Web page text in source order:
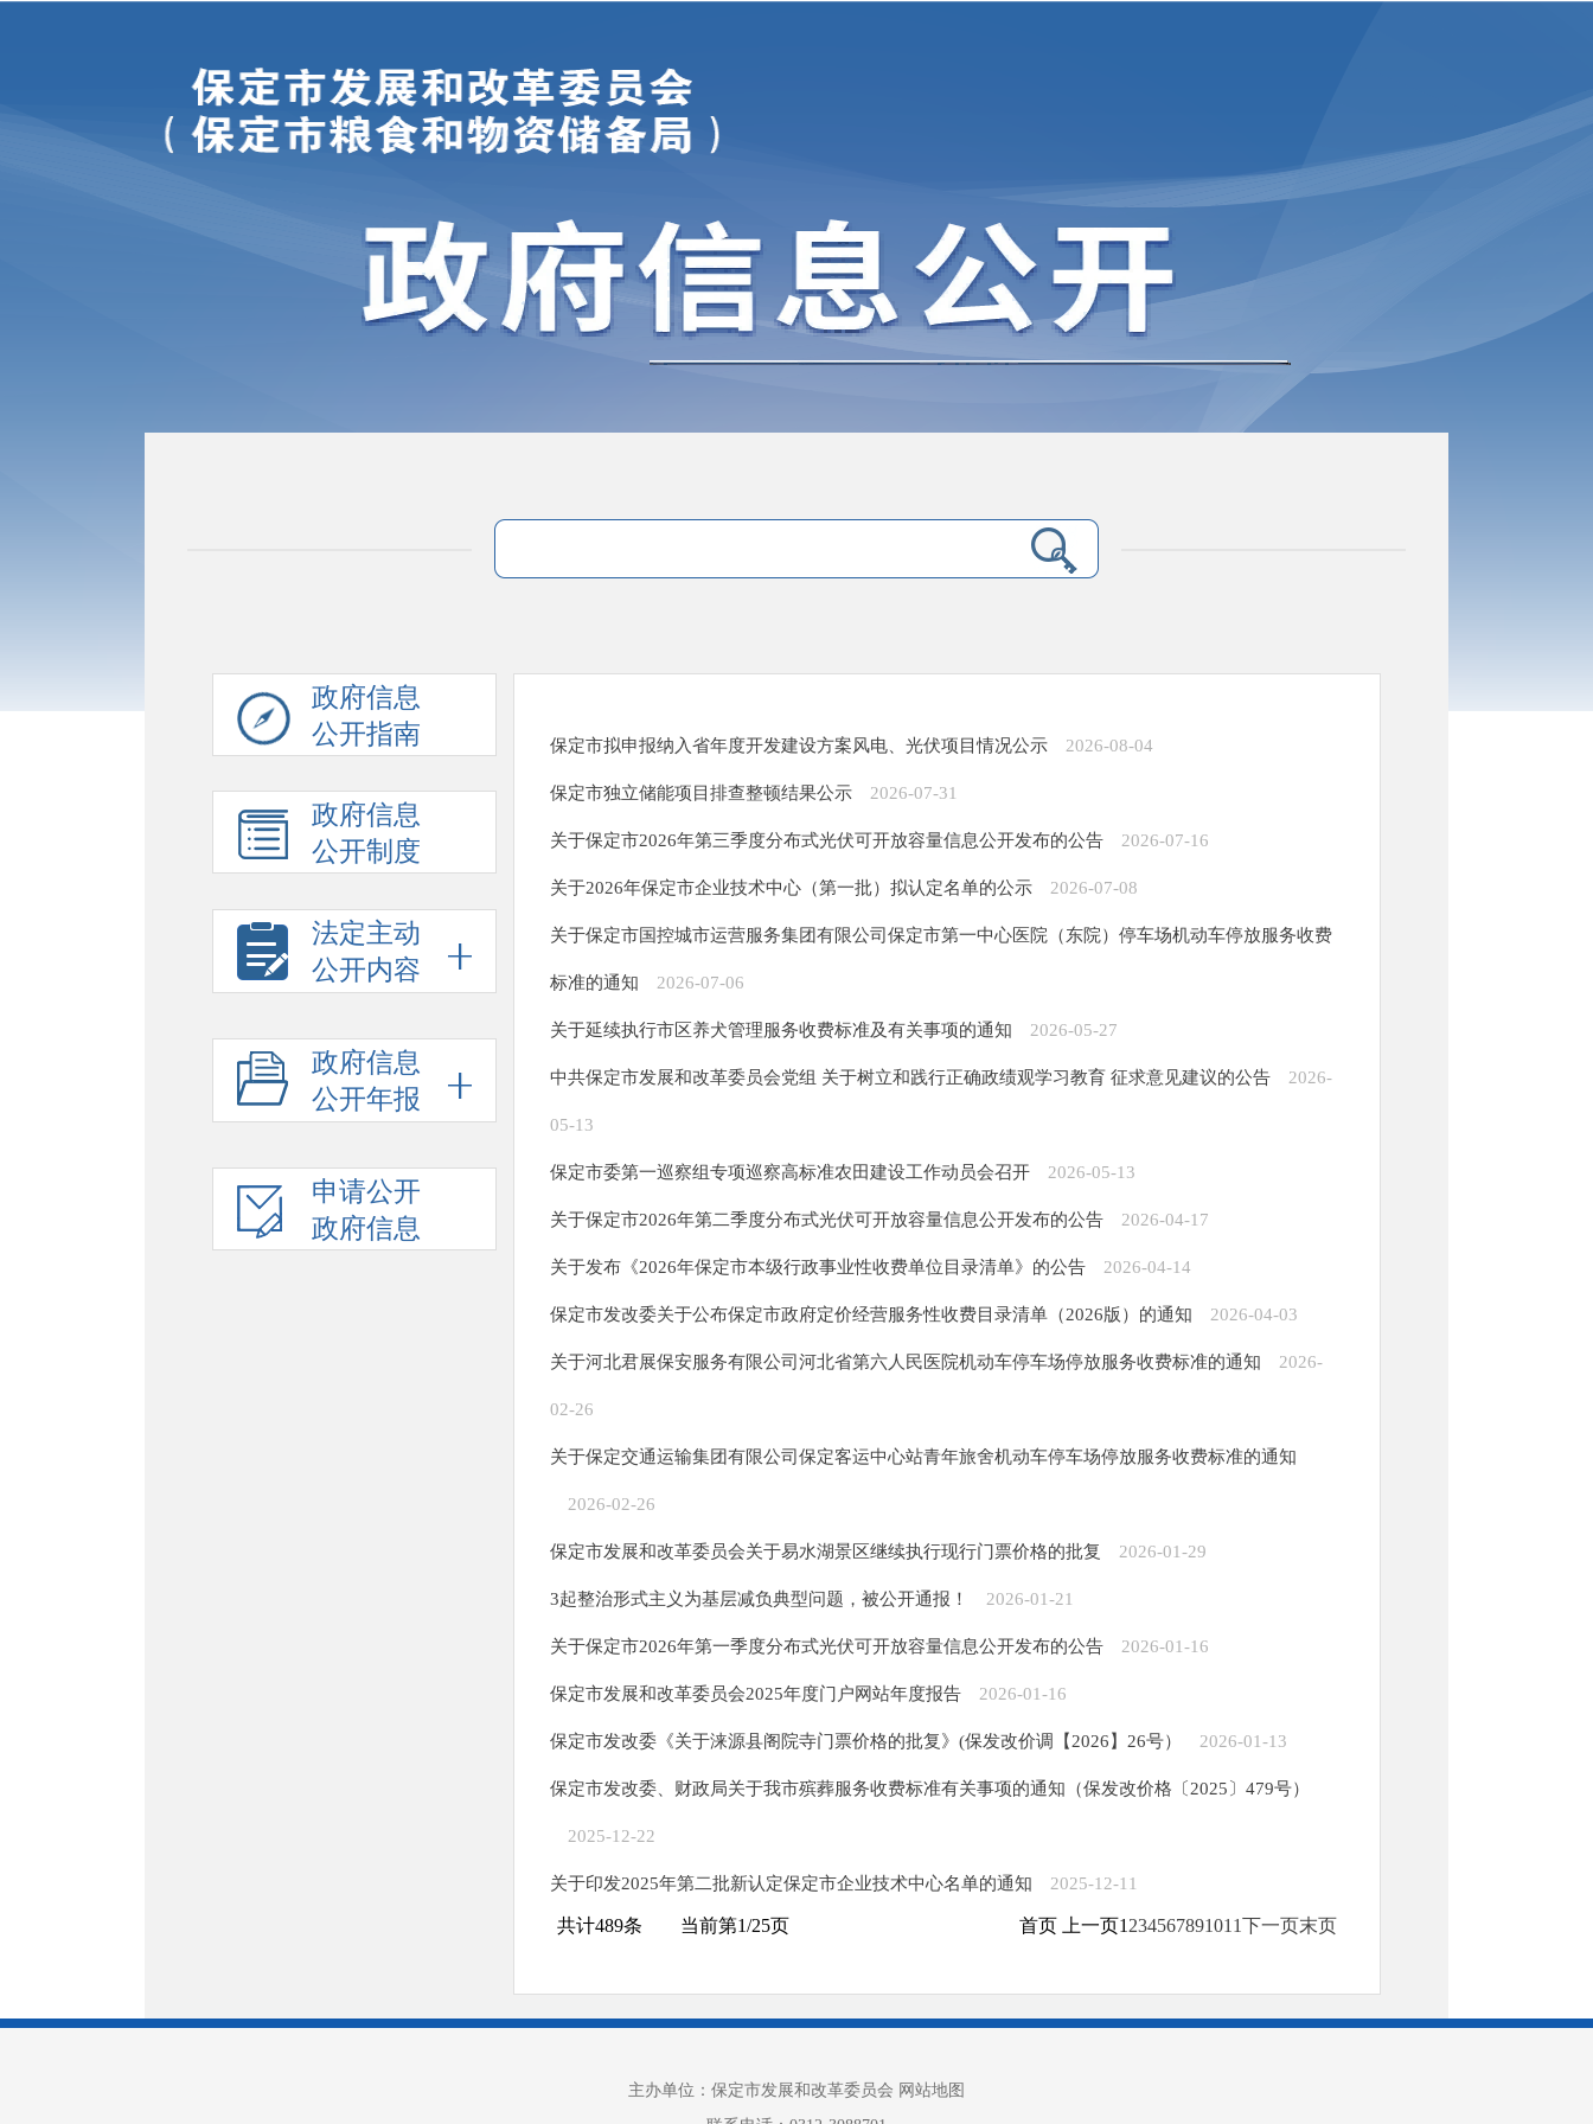
政府信息
公开指南
政府信息
公开制度
法定主动
公开内容
政府信息
公开年报
申请公开
政府信息
保定市拟申报纳入省年度开发建设方案风电、光伏项目情况公示 2026-08-04
保定市独立储能项目排查整顿结果公示 2026-07-31
关于保定市2026年第三季度分布式光伏可开放容量信息公开发布的公告 2026-07-16
关于2026年保定市企业技术中心（第一批）拟认定名单的公示 2026-07-08
关于保定市国控城市运营服务集团有限公司保定市第一中心医院（东院）停车场机动车停放服务收费
标准的通知 2026-07-06
关于延续执行市区养犬管理服务收费标准及有关事项的通知 2026-05-27
中共保定市发展和改革委员会党组 关于树立和践行正确政绩观学习教育 征求意见建议的公告 2026-
05-13
保定市委第一巡察组专项巡察高标准农田建设工作动员会召开 2026-05-13
关于保定市2026年第二季度分布式光伏可开放容量信息公开发布的公告 2026-04-17
关于发布《2026年保定市本级行政事业性收费单位目录清单》的公告 2026-04-14
保定市发改委关于公布保定市政府定价经营服务性收费目录清单（2026版）的通知 2026-04-03
关于河北君展保安服务有限公司河北省第六人民医院机动车停车场停放服务收费标准的通知 2026-
02-26
关于保定交通运输集团有限公司保定客运中心站青年旅舍机动车停车场停放服务收费标准的通知
2026-02-26
保定市发展和改革委员会关于易水湖景区继续执行现行门票价格的批复 2026-01-29
3起整治形式主义为基层减负典型问题，被公开通报！ 2026-01-21
关于保定市2026年第一季度分布式光伏可开放容量信息公开发布的公告 2026-01-16
保定市发展和改革委员会2025年度门户网站年度报告 2026-01-16
保定市发改委《关于涞源县阁院寺门票价格的批复》(保发改价调【2026】26号） 2026-01-13
保定市发改委、财政局关于我市殡葬服务收费标准有关事项的通知（保发改价格〔2025〕479号）
2025-12-22
关于印发2025年第二批新认定保定市企业技术中心名单的通知 2025-12-11
共计489条 当前第1/25页 首页 上一页1 234567891011下一页末页
主办单位：保定市发展和改革委员会 网站地图